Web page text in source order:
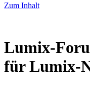
Zum Inhalt
Lumix-
für Lumix-